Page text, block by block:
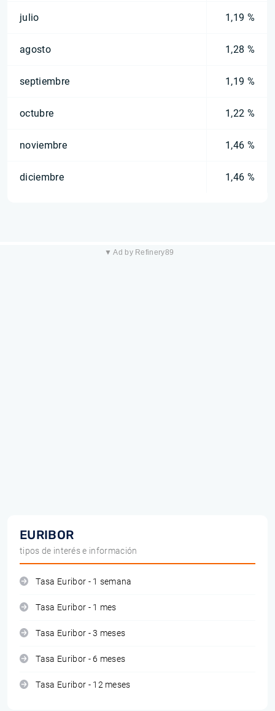
julio 1,19 %
agosto 1,28 %
septiembre 1,19 %
octubre 1,22 %
noviembre 1,46 %
diciembre 1,46 %
▼ Ad by Refinery89
EURIBOR
tipos de interés e información
Tasa Euribor - 1 semana
Tasa Euribor - 1 mes
Tasa Euribor - 3 meses
Tasa Euribor - 6 meses
Tasa Euribor - 12 meses